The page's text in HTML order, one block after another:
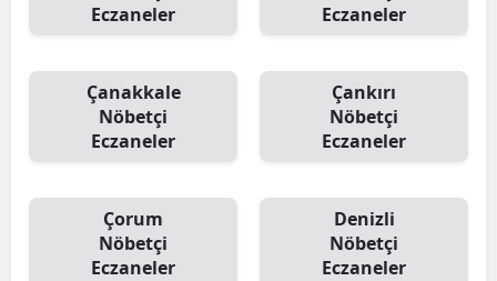
Eczaneler
Eczaneler
Çanakkale
Nöbetçi
Eczaneler
Çankırı
Nöbetçi
Eczaneler
Çorum
Nöbetçi
Eczaneler
Denizli
Nöbetçi
Eczaneler